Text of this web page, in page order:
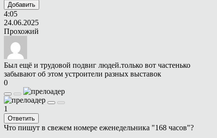
Добавить
4:05
24.06.2025
Прохожий
Был ещё и трудовой подвиг людей.только вот частенько
забывают об этом устроители разных выставок
0
1
Ответить
Что пишут в свежем номере еженедельника "168 часов"?